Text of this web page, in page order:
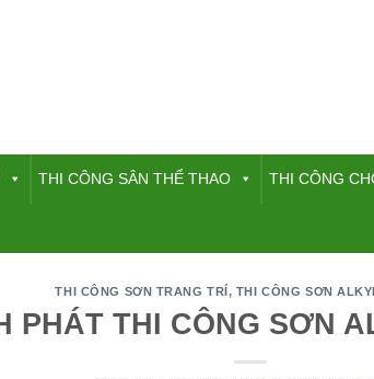
THI CÔNG SÂN THỂ THAO THI CÔNG
THI CÔNG SƠN TRANG TRÍ, THI CÔNG SƠN
PHÁT THI CÔNG SƠN